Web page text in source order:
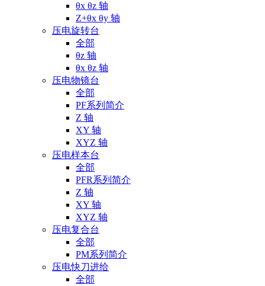
θx θz 轴
Z+θx θy 轴
压电旋转台
全部
θz 轴
θx θz 轴
压电物镜台
全部
PF系列简介
Z 轴
XY 轴
XYZ 轴
压电样本台
全部
PFR系列简介
Z 轴
XY 轴
XYZ 轴
压电复合台
全部
PM系列简介
压电快刀进给
全部